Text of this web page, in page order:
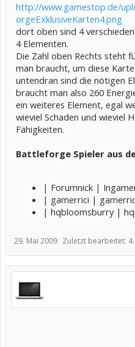
http://www.gamestop.de/
orgeExklusiveKarten4.png
dort oben sind 4
4 Elementen.
Die Zahl oben Rechts steht
man braucht, um diese
untendran sind die nötigen
braucht man also 260
ein weiteres Element, egal
wieviel Schaden und wieviel
Fähigkeiten.
Battleforge Spieler aus
| Forumnick |
| gamerrici |
| hqbloomsburry |
29. Mai 2009 Zuletzt bearbeitet: